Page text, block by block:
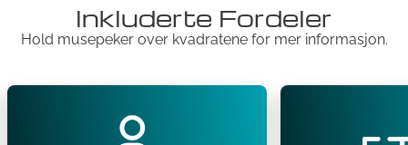
Inkluderte Fordeler
Hold musepeker over kvadratene for mer informasjon.